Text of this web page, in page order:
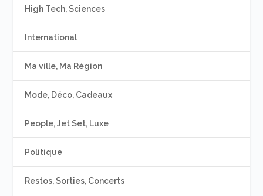
High Tech, Sciences
International
Ma ville, Ma Région
Mode, Déco, Cadeaux
People, Jet Set, Luxe
Politique
Restos, Sorties, Concerts